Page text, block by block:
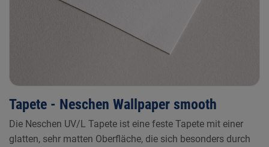
Tapete - Neschen Wallpaper smooth
Die Neschen UV/L Tapete ist eine feste Tapete mit einer
glatten, sehr matten Oberfläche, die sich besonders durch